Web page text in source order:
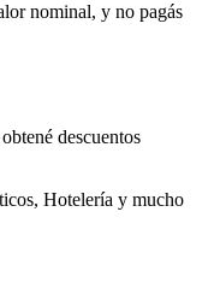
nominal, y no pagás
descuentos
Hotelería y mucho